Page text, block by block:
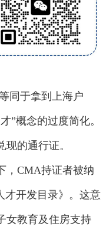
于拿到上海户
”概念的过度简化。
的通行证。
，CMA持证者被纳
才开发目录》。这意
女教育及住房支持